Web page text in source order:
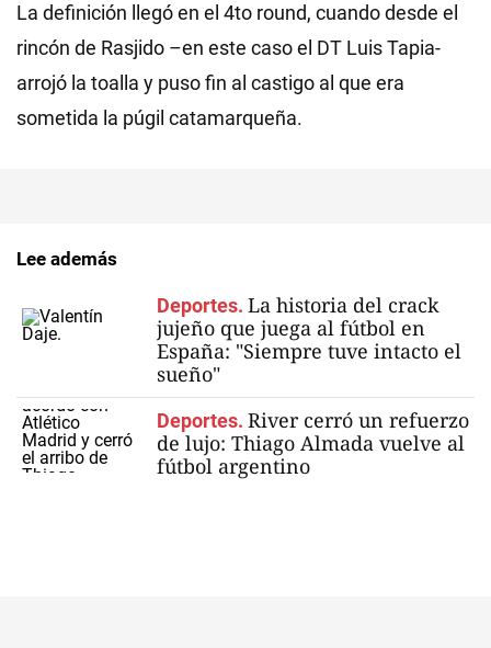
La definición llegó en el 4to round, cuando desde el
rincón de Rasjido –en este caso el DT Luis Tapia-
arrojó la toalla y puso fin al castigo al que era
sometida la púgil catamarqueña.
Lee además
Deportes. La historia del crack
jujeño que juega al fútbol en
España: "Siempre tuve intacto el
sueño"
Deportes. River cerró un refuerzo
de lujo: Thiago Almada vuelve al
fútbol argentino